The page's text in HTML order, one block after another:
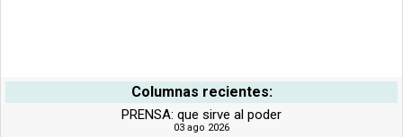
Columnas recientes:
PRENSA: que sirve al poder
03 ago 2026